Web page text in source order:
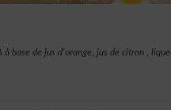
à base de jus d'orange, jus de citron ,